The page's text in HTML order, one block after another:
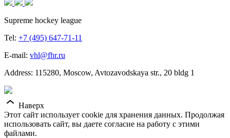
Supreme hockey league
Tel: +7 (495) 647-71-11
E-mail: vhl@fhr.ru
Address: 115280, Moscow, Avtozavodskaya str., 20 bldg 1
Наверх
Этот сайт использует cookie для хранения данных. Продолжая
использовать сайт, вы даете согласие на работу с этими
файлами.